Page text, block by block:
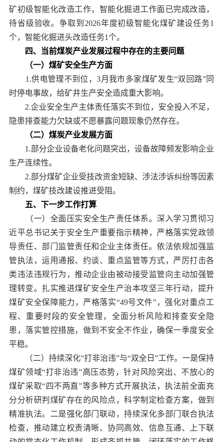
矿初级智能化改造工作，智能化掘进工作面已完成改造，
待省级验收。争取到2026年度初级智能化煤矿建设任务1
个，智能化掘进头改造任务1个。
四、当前煤炭产业发展过程中存在的主要问题
（一）煤矿安全生产方面
1.供电管理不到位，3月我市多家煤矿发生“双回路”同
时停电事故，给矿井生产安全造成重大影响。
2.企业安全生产主体责任落实不到位，安全投入不足，
隐患排查能力欠缺或不愿暴露问题现象仍然存在。
（二）煤炭产业发展方面
1.部分企业设备老化问题突出，设备故障频发影响企业
生产连续性。
2.部分煤矿企业受技改资金短缺、涉法涉诉纠纷等因素
制约，煤矿技改建设推进受阻。
五、下一步工作打算
（一）全面压实安全生产责任体系。深入学习贯彻习
近平总书记关于安全生产重要指示精神，严格落实党政领
导责任、部门监管责任和企业主体责任。依法依规加强监
管执法，运用通报、约谈、重点监管等方式，严厉打击各
类违法违规行为，推动企业由被动接受监管向主动加强管
理转变。扎实推进煤矿安全生产治本攻坚三年行动，提升
煤矿安全保障能力，严格落实“49号文件”，强化对重点工
程、重要时段的安全管理，全面分析风险和排查安全隐
患，落实管控措施，做到不安全不作业，确保一季度安全
平稳。
（二）持续深化“打非治违”与“双全日”工作。一是保持
煤矿领域“打非治违”高压态势，针对风险突出、不放心的
煤矿采取“四不两直”等多种方式开展执法，执法前全面充
分分析研判煤矿存在的风险点，科学制定检查方案，做到
精准执法。二是强化部门联动，持续深化多部门联合执法
检查，推动建立权责清晰、协同高效、信息互通、上下联